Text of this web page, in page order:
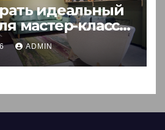
идеальный
мастер-класса:
гидADMIN